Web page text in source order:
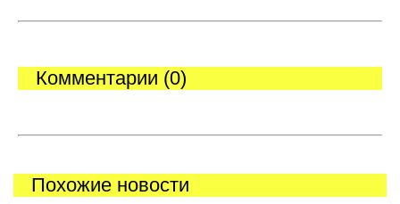
Комментарии (0)
Похожие новости